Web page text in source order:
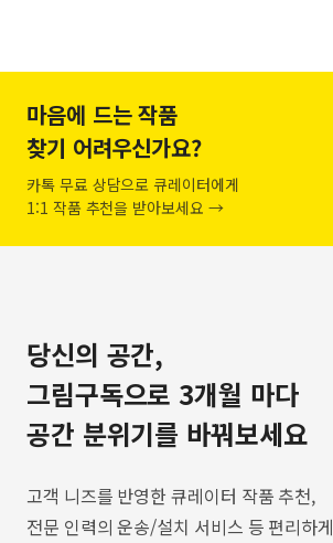
마음에 드는 작품
찾기 어려우신가요?
카톡 무료 상담으로 큐레이터에게
1:1 작품 추천을 받아보세요 →
당신의 공간,
그림구독으로 3개월 마다
공간 분위기를 바꿔보세요
고객 니즈를 반영한 큐레이터 작품 추천,
전문 인력의 운송/설치 서비스 등 편리하게